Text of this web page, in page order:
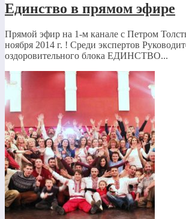
Единство в прямом эфире
Прямой эфир на 1-м канале с Петром
ноября 2014 г. ! Среди экспертов
оздоровительного блока ЕДИНСТВО...